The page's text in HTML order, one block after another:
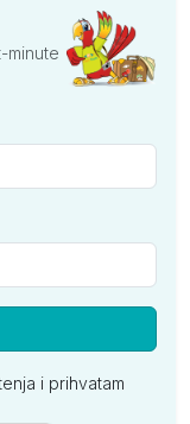
minute
i prihvatam